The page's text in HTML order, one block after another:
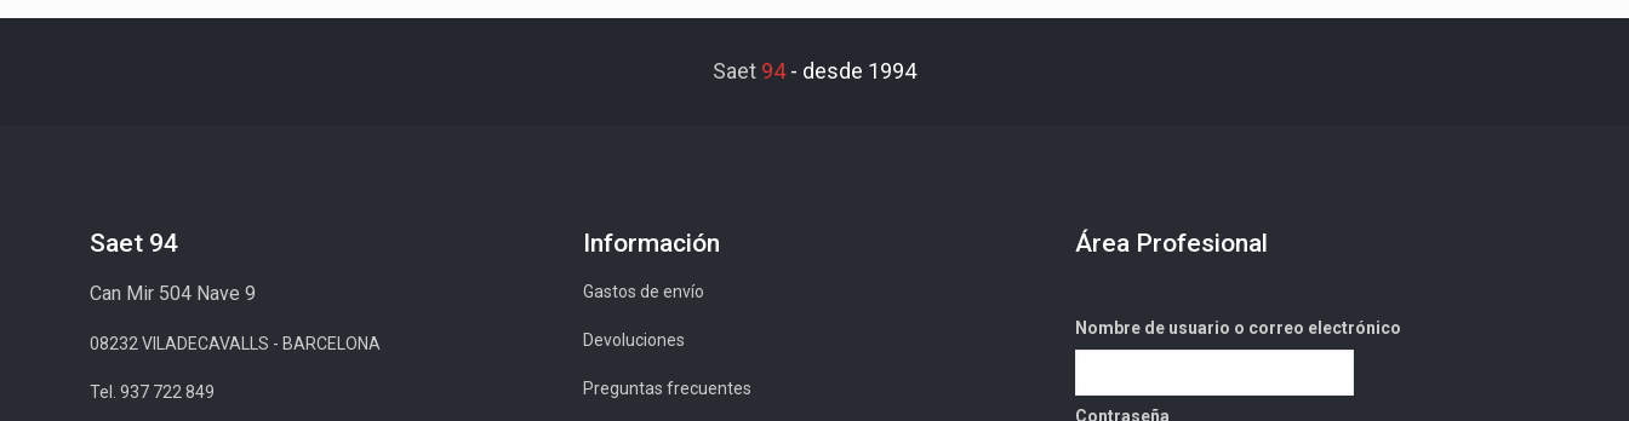
Saet 94- desde 1994
Saet 94
Can Mir 504 Nave 9
08232 VILADECAVALLS - BARCELONA
Tel. 937 722 849
Información
Gastos de envío
Devoluciones
Preguntas frecuentes
Área Profesional
Nombre de usuario o correo electrónico
Contraseña